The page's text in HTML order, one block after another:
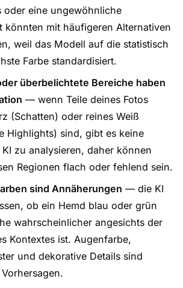
oder eine ungewöhnliche
könnten mit häufigeren Alternativen
weil das Modell auf die statistisch
Farbe standardisiert.
überbelichtete Bereiche haben
— wenn Teile deines Fotos
(Schatten) oder reines Weiß
Highlights) sind, gibt es keine
zu analysieren, daher können
Regionen flach oder fehlend sein.
sind Annäherungen — die KI
ob ein Hemd blau oder grün
wahrscheinlicher angesichts der
Kontextes ist. Augenfarbe,
und dekorative Details sind